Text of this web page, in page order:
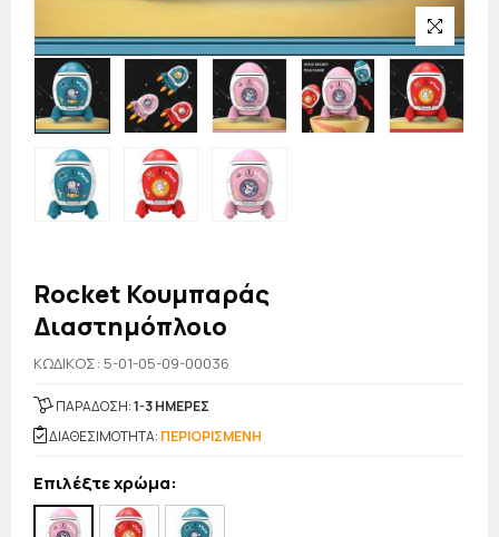
Rocket Κουμπαράς
Διαστημόπλοιο
KΩΔΙΚΟΣ: 5-01-05-09-00036
ΠΑΡΑΔΟΣΗ:1-3 ΗΜΕΡΕΣ
ΔΙΑΘΕΣΙΜΟΤΗΤΑ: ΠΕΡΙΟΡΙΣΜΕΝΗ
Επιλέξτε χρώμα: